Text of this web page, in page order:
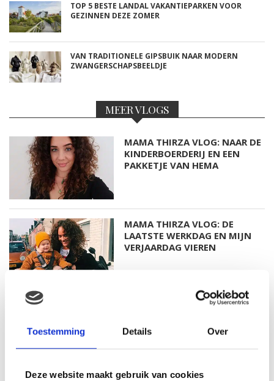
Toestemming Details Over
Deze website maakt gebruik van cookies
TOP 5 BESTE LANDAL VAKANTIEPARKEN VOOR
GEZINNEN DEZE ZOMER
VAN TRADITIONELE GIPSBUIK NAAR MODERN
ZWANGERSCHAPSBEELDJE
MEER VLOGS
MAMA THIRZA VLOG: NAAR DE
KINDERBOERDERIJ EN EEN
PAKKETJE VAN HEMA
MAMA THIRZA VLOG: DE
LAATSTE WERKDAG EN MIJN
VERJAARDAG VIEREN
MAMA THIRZA VLOG: HET IS